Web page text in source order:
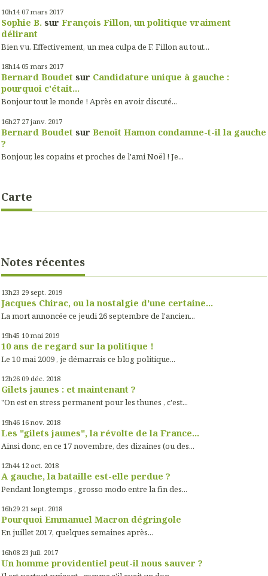
10h14 07 mars 2017
Sophie B. sur François Fillon, un politique vraiment
délirant
Bien vu. Effectivement, un mea culpa de F. Fillon au tout...
18h14 05 mars 2017
Bernard Boudet sur Candidature unique à gauche :
pourquoi c'était...
Bonjour tout le monde ! Après en avoir discuté...
16h27 27 janv. 2017
Bernard Boudet sur Benoît Hamon condamne-t-il la gauche
?
Bonjour, les copains et proches de l'ami Noël ! Je...
Carte
Notes récentes
13h23 29 sept. 2019
Jacques Chirac, ou la nostalgie d'une certaine...
La mort annoncée ce jeudi 26 septembre de l'ancien...
19h45 10 mai 2019
10 ans de regard sur la politique !
Le 10 mai 2009 , je démarrais ce blog politique...
12h26 09 déc. 2018
Gilets jaunes : et maintenant ?
"On est en stress permanent pour les thunes , c'est...
19h46 16 nov. 2018
Les "gilets jaunes", la révolte de la France...
Ainsi donc, en ce 17 novembre, des dizaines (ou des...
12h44 12 oct. 2018
A gauche, la bataille est-elle perdue ?
Pendant longtemps , grosso modo entre la fin des...
16h29 21 sept. 2018
Pourquoi Emmanuel Macron dégringole
En juillet 2017, quelques semaines après...
16h08 23 juil. 2017
Un homme providentiel peut-il nous sauver ?